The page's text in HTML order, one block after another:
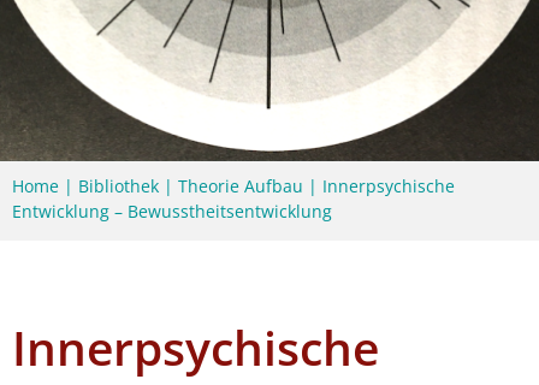
Home | Bibliothek | Theorie Aufbau | Innerpsychische
Entwicklung – Bewusstheitsentwicklung
Innerpsychische